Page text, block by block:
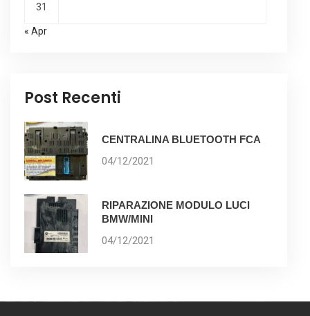
31
« Apr
Post Recenti
CENTRALINA BLUETOOTH FCA
04/12/2021
RIPARAZIONE MODULO LUCI
BMW/MINI
04/12/2021